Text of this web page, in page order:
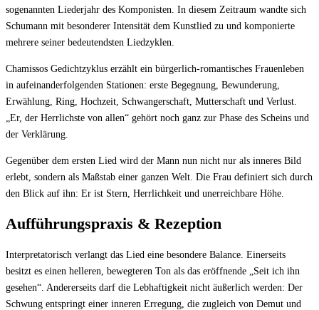
sogenannten Liederjahr des Komponisten. In diesem Zeitraum wandte sich
Schumann mit besonderer Intensität dem Kunstlied zu und komponierte
mehrere seiner bedeutendsten Liedzyklen.
Chamissos Gedichtzyklus erzählt ein bürgerlich-romantisches Frauenleben
in aufeinanderfolgenden Stationen: erste Begegnung, Bewunderung,
Erwählung, Ring, Hochzeit, Schwangerschaft, Mutterschaft und Verlust.
„Er, der Herrlichste von allen“ gehört noch ganz zur Phase des Scheins und
der Verklärung.
Gegenüber dem ersten Lied wird der Mann nun nicht nur als inneres Bild
erlebt, sondern als Maßstab einer ganzen Welt. Die Frau definiert sich durch
den Blick auf ihn: Er ist Stern, Herrlichkeit und unerreichbare Höhe.
Aufführungspraxis & Rezeption
Interpretatorisch verlangt das Lied eine besondere Balance. Einerseits
besitzt es einen helleren, bewegteren Ton als das eröffnende „Seit ich ihn
gesehen“. Andererseits darf die Lebhaftigkeit nicht äußerlich werden: Der
Schwung entspringt einer inneren Erregung, die zugleich von Demut und